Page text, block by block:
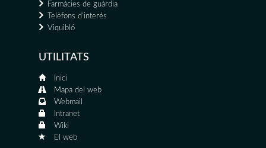
Farmàcies de guàrdia
Telèfons d'interés
Viquibló
UTILITATS
Inici
Mapa del web
Webmail
Intranet
Wiki
El web